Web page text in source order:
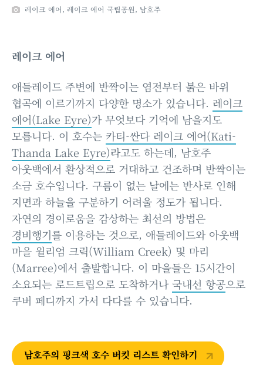
레이크 에어, 레이크 에어 국립공원, 남호주
레이크 에어
애들레이드 주변에 반짝이는 염전부터 붉은 바위
협곡에 이르기까지 다양한 명소가 있습니다. 레이크
에어(Lake Eyre)가 무엇보다 기억에 남을지도
모릅니다. 이 호수는 카티-싼다 레이크 에어(Kati-
Thanda Lake Eyre)라고도 하는데, 남호주
아웃백에서 환상적으로 거대하고 건조하며 반짝이는
소금 호수입니다. 구름이 없는 날에는 반사로 인해
지면과 하늘을 구분하기 어려울 정도가 됩니다.
자연의 경이로움을 감상하는 최선의 방법은
경비행기를 이용하는 것으로, 애들레이드와 아웃백
마을 윌리엄 크릭(William Creek) 및 마리
(Marree)에서 출발합니다. 이 마을들은 15시간이
소요되는 로드트립으로 도착하거나국내선 항공으로
쿠버 페디까지 가서 다다를 수 있습니다.
남호주의 핑크색 호수 버킷 리스트 확인하기